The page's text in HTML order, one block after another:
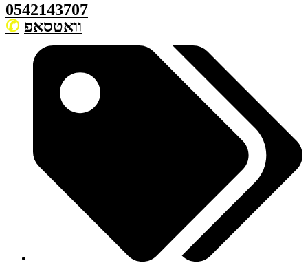
0542143707
וואטסאפ